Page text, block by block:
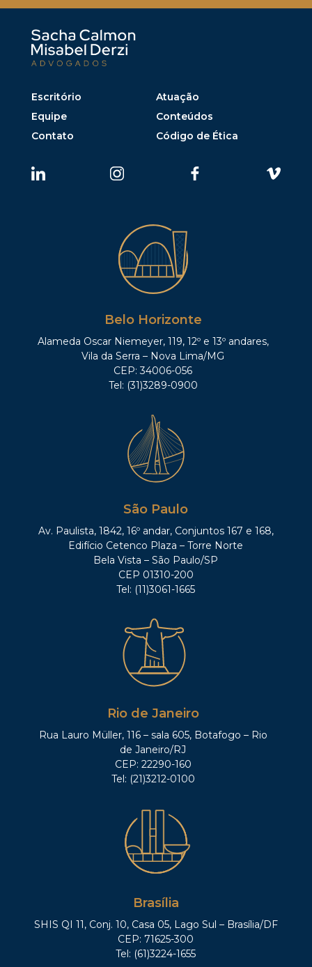
Escritório
Atuação
Equipe
Conteúdos
Contato
Código de Ética
Belo Horizonte
Alameda Oscar Niemeyer, 119, 12º e 13º andares,
Vila da Serra – Nova Lima/MG
CEP: 34006-056
Tel: (31)3289-0900
São Paulo
Av. Paulista, 1842, 16º andar, Conjuntos 167 e 168,
Edifício Cetenco Plaza – Torre Norte
Bela Vista – São Paulo/SP
CEP 01310-200
Tel: (11)3061-1665
Rio de Janeiro
Rua Lauro Müller, 116 – sala 605, Botafogo – Rio
de Janeiro/RJ
CEP: 22290-160
Tel: (21)3212-0100
Brasília
SHIS QI 11, Conj. 10, Casa 05, Lago Sul – Brasília/DF
CEP: 71625-300
Tel: (61)3224-1655